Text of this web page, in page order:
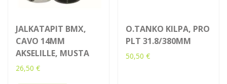
JALKATAPIT BMX,
CAVO 14MM
AKSELILLE, MUSTA
26,50 €
O.TANKO KILPA, PRO
PLT 31.8/380MM
50,50€